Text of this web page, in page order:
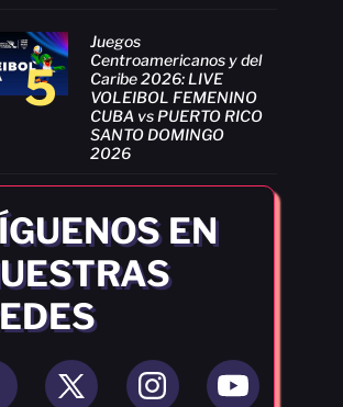
5
Juegos
Centroamericanos y del
Caribe 2026: LIVE
VOLEIBOL FEMENINO
CUBA vs PUERTO RICO
SANTO DOMINGO
2026
EN